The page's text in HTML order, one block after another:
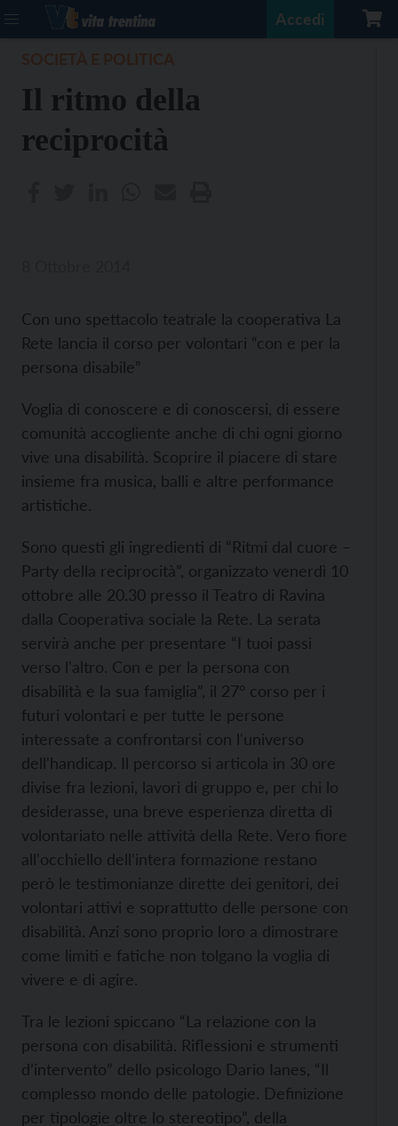
Accedi
Il ritmo della
reciprocità
Con uno spettacolo teatrale la cooperativa La
Rete lancia il corso per volontari “con e per la
persona disabile”
Voglia di conoscere e di conoscersi, di essere
comunità accogliente anche di chi ogni giorno
vive una disabilità. Scoprire il piacere di stare
insieme fra musica, balli e altre performance
artistiche.
Sono questi gli ingredienti di “Ritmi dal cuore –
Party della reciprocità”, organizzato venerdì 10
ottobre alle 20.30 presso il Teatro di Ravina
dalla Cooperativa sociale la Rete. La serata
servirà anche per presentare “I tuoi passi
verso l'altro. Con e per la persona con
disabilità e la sua famiglia”, il 27° corso per i
futuri volontari e per tutte le persone
interessate a confrontarsi con l'universo
dell'handicap. Il percorso si articola in 30 ore
divise fra lezioni, lavori di gruppo e, per chi lo
desiderasse, una breve esperienza diretta di
volontariato nelle attività della Rete. Vero fiore
all'occhiello dell'intera formazione restano
però le testimonianze dirette dei genitori, dei
volontari attivi e soprattutto delle persone con
disabilità. Anzi sono proprio loro a dimostrare
come limiti e fatiche non tolgano la voglia di
vivere e di agire.
Tra le lezioni spiccano “La relazione con la
persona con disabilità. Riflessioni e strumenti
d’intervento” dello psicologo Dario Ianes, “Il
complesso mondo delle patologie. Definizione
per tipologie oltre lo stereotipo”, della